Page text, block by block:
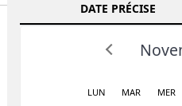
DATE PRÉCISE
Prev
LUN MAR MER